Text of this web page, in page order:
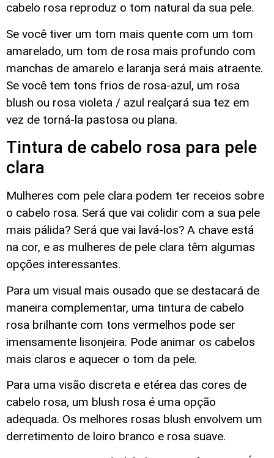
cabelo rosa reproduz o tom natural da sua pele.
Se você tiver um tom mais quente com um tom
amarelado, um tom de rosa mais profundo com
manchas de amarelo e laranja será mais atraente.
Se você tem tons frios de rosa-azul, um rosa
blush ou rosa violeta / azul realçará sua tez em
vez de torná-la pastosa ou plana.
Tintura de cabelo rosa para pele
clara
Mulheres com pele clara podem ter receios sobre
o cabelo rosa. Será que vai colidir com a sua pele
mais pálida? Será que vai lavá-los? A chave está
na cor, e as mulheres de pele clara têm algumas
opções interessantes.
Para um visual mais ousado que se destacará de
maneira complementar, uma tintura de cabelo
rosa brilhante com tons vermelhos pode ser
imensamente lisonjeira. Pode animar os cabelos
mais claros e aquecer o tom da pele.
Para uma visão discreta e etérea das cores de
cabelo rosa, um blush rosa é uma opção
adequada. Os melhores rosas blush envolvem um
derretimento de loiro branco e rosa suave.